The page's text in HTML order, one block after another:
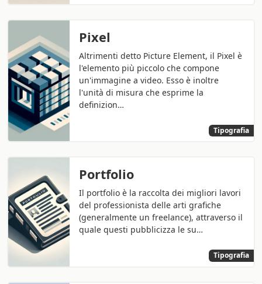
Pixel
Altrimenti detto Picture Element, il Pixel è
l'elemento più piccolo che compone
un'immagine a video. Esso è inoltre
l'unità di misura che esprime la
definizion…
Tipografia
Portfolio
Il portfolio è la raccolta dei migliori lavori
del professionista delle arti grafiche
(generalmente un freelance), attraverso il
quale questi pubblicizza le su…
Tipografia